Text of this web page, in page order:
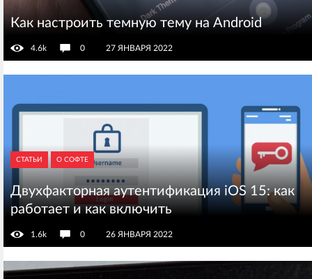
Как настроить темную тему на Android
4.6k 0 27 ЯНВАРЯ 2022
СТАТЬИ О СОФТЕ
Двухфакторная аутентификация iOS 15: как
работает и как включить
1.6k 0 26 ЯНВАРЯ 2022